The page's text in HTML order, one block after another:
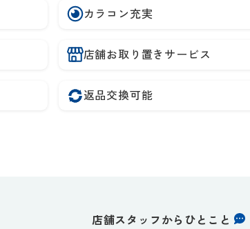
カラコン充実
店舗お取り置きサービス
返品交換可能
店舗スタッフからひとこと